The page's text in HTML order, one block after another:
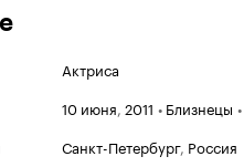
Актриса
10 июня, 2011 • Близнецы •
Санкт-Петербург, Россия